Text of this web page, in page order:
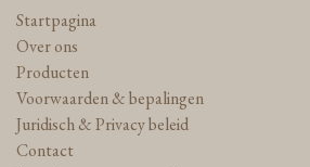
Startpagina
Over ons
Producten
Voorwaarden & bepalingen
Juridisch & Privacy beleid
Contact